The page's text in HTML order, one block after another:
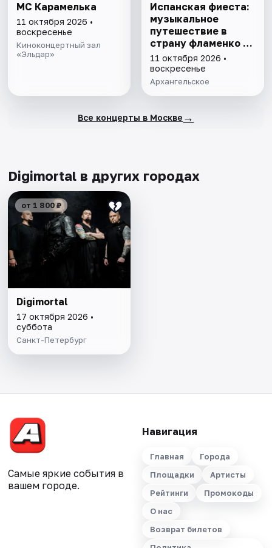
MC Карамелька
11 октября 2026 •
воскресенье
Киноконцертный зал
«Эльдар»
Испанская фиеста:
музыкальное
путешествие в
страну фламенко и
яркого солнца
11 октября 2026 •
воскресенье
Архангельское
Все концерты в Москве →
Digimortal в других городах
от 1 800 ₽
Digimortal
17 октября 2026 •
суббота
Санкт-Петербург
Самые яркие события в
вашем городе.
Навигация
Главная
Города
Площадки
Артисты
Рейтинги
Промокоды
О нас
Возврат билетов